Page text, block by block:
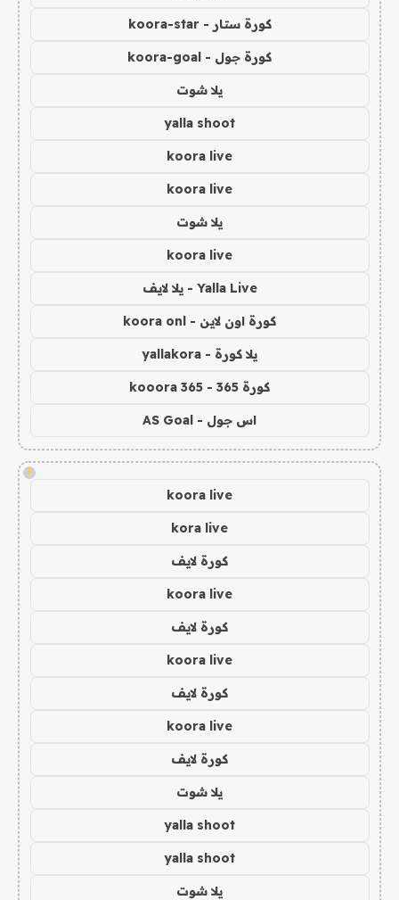
كورة ستار - koora-star
كورة جول - koora-goal
يلا شوت
yalla shoot
koora live
koora live
يلا شوت
koora live
Yalla Live - يلا لايف
كورة اون لاين - koora onl
يلا كورة - yallakora
كورة 365 - kooora 365
اس جول - AS Goal
!
koora live
kora live
كورة لايف
koora live
كورة لايف
koora live
كورة لايف
koora live
كورة لايف
يلا شوت
yalla shoot
yalla shoot
يلا شوت